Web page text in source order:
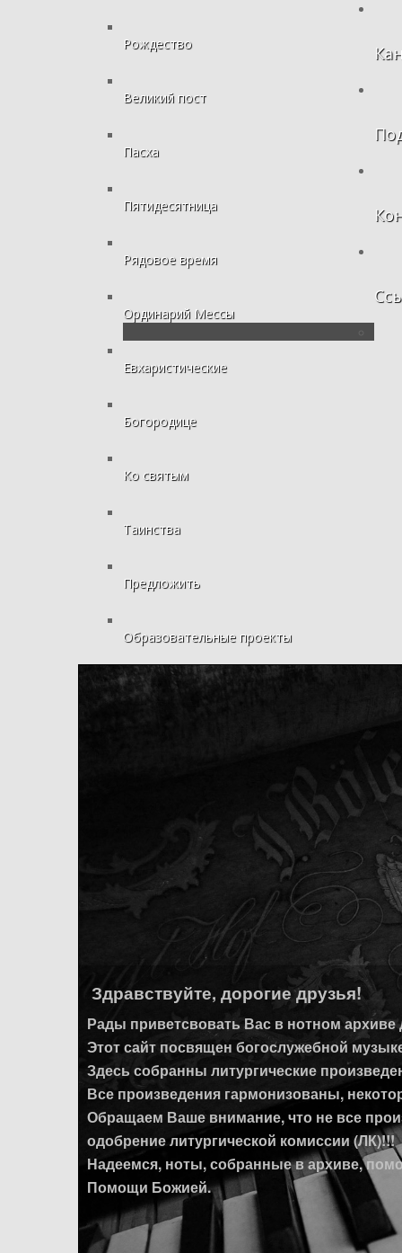
Рождество
Великий пост
Пасха
Пятидесятница
Рядовое время
Ординарий Мессы
Евхаристические
Богородице
Ко святым
Таинства
Предложить
Образовательные проекты
Здравствуйте, дорогие друзья!
Рады приветсвовать Вас в нотном
Этот сайт посвящен богослужебной
Здесь собранны литургические
Все произведения гармонизованы,
Обращаем Ваше внимание, что не все
одобрение литургической комиссии (ЛК)!!!
Надеемся, ноты, собранные в архиве,
Помощи Божией.